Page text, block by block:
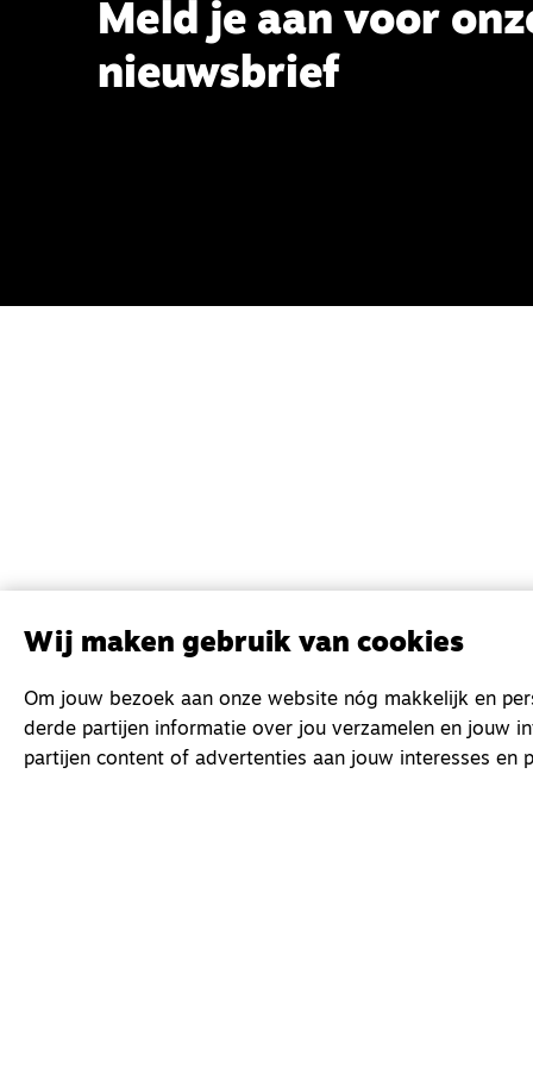
Meld je aan voor
nieuwsbrief
Wij maken gebruik van cookies
Om jouw bezoek aan onze website nóg makkelijk en
derde partijen informatie over jou verzamelen en jouw
partijen content of advertenties aan jouw interesses en